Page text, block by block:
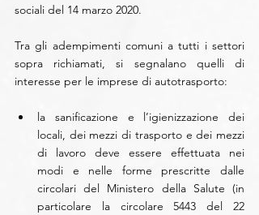
sociali del 14 marzo 2020.
Tra gli adempimenti comuni a tutti i settori
sopra richiamati, si segnalano quelli di
interesse per le imprese di autotrasporto:
la sanificazione e l’igienizzazione dei
locali, dei mezzi di trasporto e dei mezzi
di lavoro deve essere effettuata nei
modi e nelle forme prescritte dalle
circolari del Ministero della Salute (in
particolare la circolare 5443 del 22